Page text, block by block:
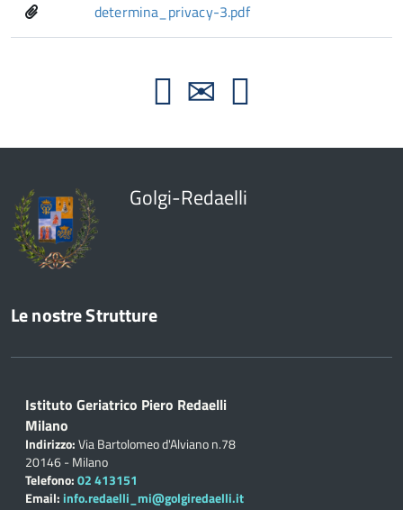
determina_privacy-3.pdf
Golgi-Redaelli
Le nostre Strutture
Istituto Geriatrico Piero Redaelli
Milano
Indirizzo:Via Bartolomeo d'Alviano n.78
20146 - Milano
Telefono:02 413151
Email: info.redaelli_mi@golgiredaelli.it